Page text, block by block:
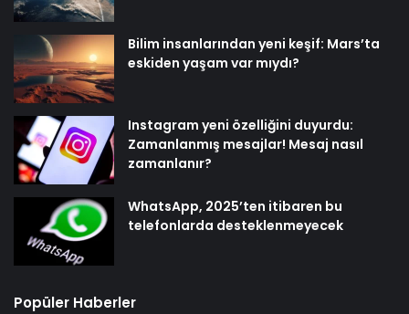
Bilim insanlarından yeni keşif: Mars’ta
eskiden yaşam var mıydı?
Instagram yeni özelliğini duyurdu:
Zamanlanmış mesajlar! Mesaj nasıl
zamanlanır?
WhatsApp, 2025’ten itibaren bu
telefonlarda desteklenmeyecek
Popüler Haberler